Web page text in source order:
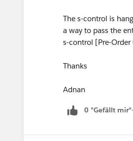
The s-control is
a way to pass the
s-control [Pre-
Thanks
Adnan
0 "Gefällt